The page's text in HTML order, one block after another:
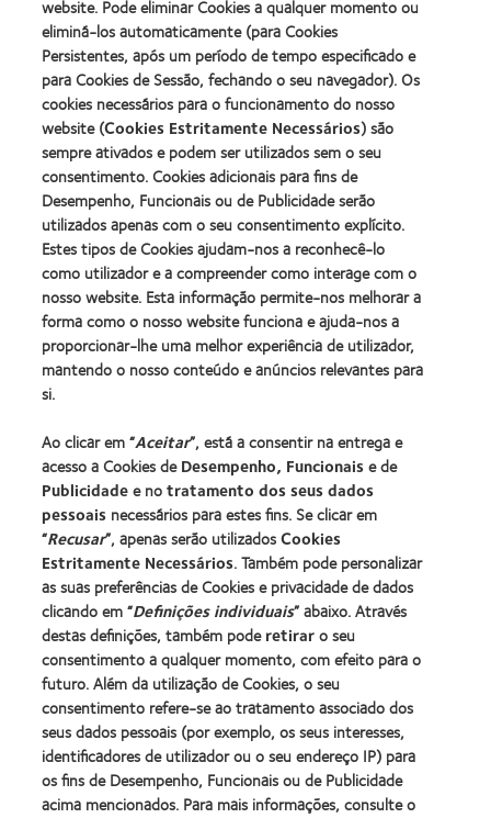
Líderes
(2012)
about
ODMA
2011
(2011)
more
about
2012
Manufacturing
Leadership
100
(ML
100)
Award
(2012)
Learn
more
about
2012
REBRAND
100®
Global
Award
(2012)
Learn
more
about
Prémio
da
Industria
da
BCLA
Os nossos produtos
Tecnologia de lentes de contacto
Encontre as suas lentes
Procurar um centro
Lentes de contacto e a visão
Novo utilizador
Utilizador experiente
Blog
Sobre a CooperVision
Carreiras na CooperVision
Centro de Notícias
Contacte-nos
website. Pode eliminar Cookies a qualquer momento ou
eliminá-los automaticamente (para Cookies
Persistentes, após um período de tempo especificado e
para Cookies de Sessão, fechando o seu navegador). Os
cookies necessários para o funcionamento do nosso
website (Cookies Estritamente Necessários) são
sempre ativados e podem ser utilizados sem o seu
consentimento. Cookies adicionais para fins de
Desempenho, Funcionais ou de Publicidade serão
utilizados apenas com o seu consentimento explícito.
Estes tipos de Cookies ajudam-nos a reconhecê-lo
como utilizador e a compreender como interage com o
nosso website. Esta informação permite-nos melhorar a
forma como o nosso website funciona e ajuda-nos a
proporcionar-lhe uma melhor experiência de utilizador,
mantendo o nosso conteúdo e anúncios relevantes para
si.
Ao clicar em “Aceitar”, está a consentir na entrega e
acesso a Cookies deDesempenho, Funcionaise de
Publicidadee notratamento dos seus dados
pessoais necessários para estes fins. Se clicar em
“Recusar”, apenas serão utilizadosCookies
Estritamente Necessários. Também pode personalizar
as suas preferências de Cookies e privacidade de dados
clicando em “Definições individuais” abaixo. Através
destas definições, também poderetiraro seu
consentimento a qualquer momento, com efeito para o
futuro. Além da utilização de Cookies, o seu
consentimento refere-se ao tratamento associado dos
seus dados pessoais (por exemplo, os seus interesses,
identificadores de utilizador ou o seu endereço IP) para
os fins de Desempenho, Funcionais ou de Publicidade
acima mencionados. Para mais informações, consulte o